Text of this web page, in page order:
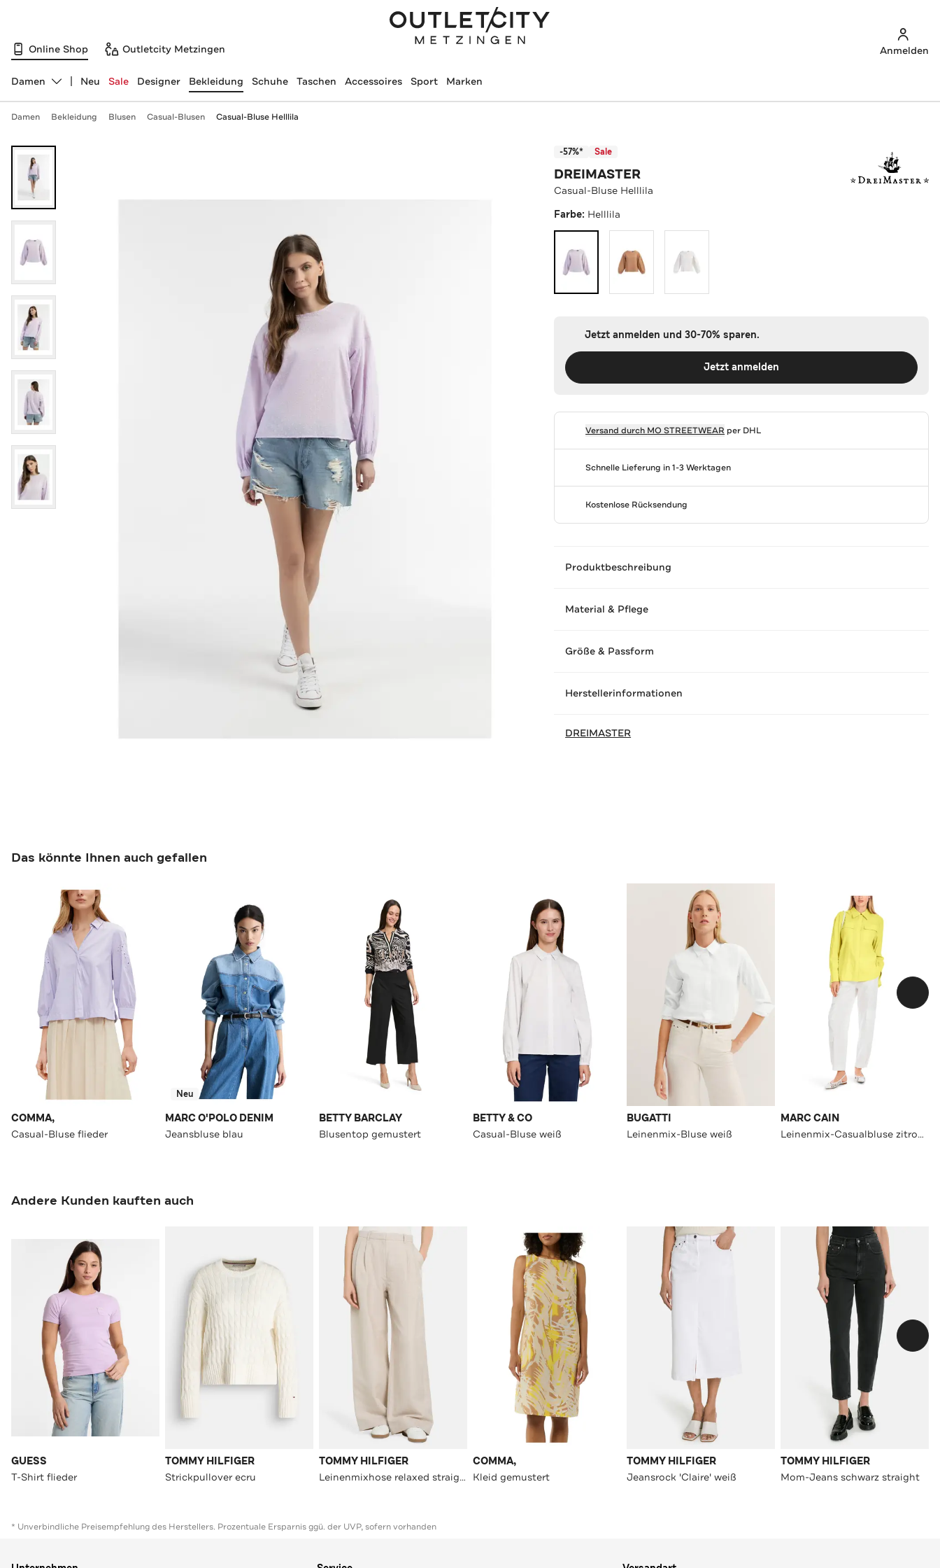
Online Shop Outletcity Metzingen Anmelden
Abteilung ändern, ausgewählt:
Damen Neu Sale Designer Bekleidung Schuhe Taschen Accessoires Sport Marken
Damen Bekleidung Blusen Casual-Blusen Casual-Bluse Helllila
-57%* Sale
DREIMASTER
Casual-Bluse Helllila
Farbe: Helllila
Jetzt anmelden und 30-70% sparen.
Jetzt anmelden
Versand durch MO STREETWEAR per DHL
Schnelle Lieferung in 1-3 Werktagen
Kostenlose Rücksendung
Produktbeschreibung
Material & Pflege
Größe & Passform
Herstellerinformationen
DREIMASTER
Das könnte Ihnen auch gefallen
COMMA,
Casual-Bluse flieder
Neu
MARC O'POLO DENIM
Jeansbluse blau
BETTY BARCLAY
Blusentop gemustert
BETTY & CO
Casual-Bluse weiß
BUGATTI
Leinenmix-Bluse weiß
MARC CAIN
Leinenmix-Casualbluse zitronengelb
Andere Kunden kauften auch
GUESS
T-Shirt flieder
TOMMY HILFIGER
Strickpullover ecru
TOMMY HILFIGER
Leinenmixhose relaxed straight
COMMA,
Kleid gemustert
TOMMY HILFIGER
Jeansrock 'Claire' weiß
TOMMY HILFIGER
Mom-Jeans schwarz straight
* Unverbindliche Preisempfehlung des Herstellers. Prozentuale Ersparnis ggü. der UVP, sofern vorhanden